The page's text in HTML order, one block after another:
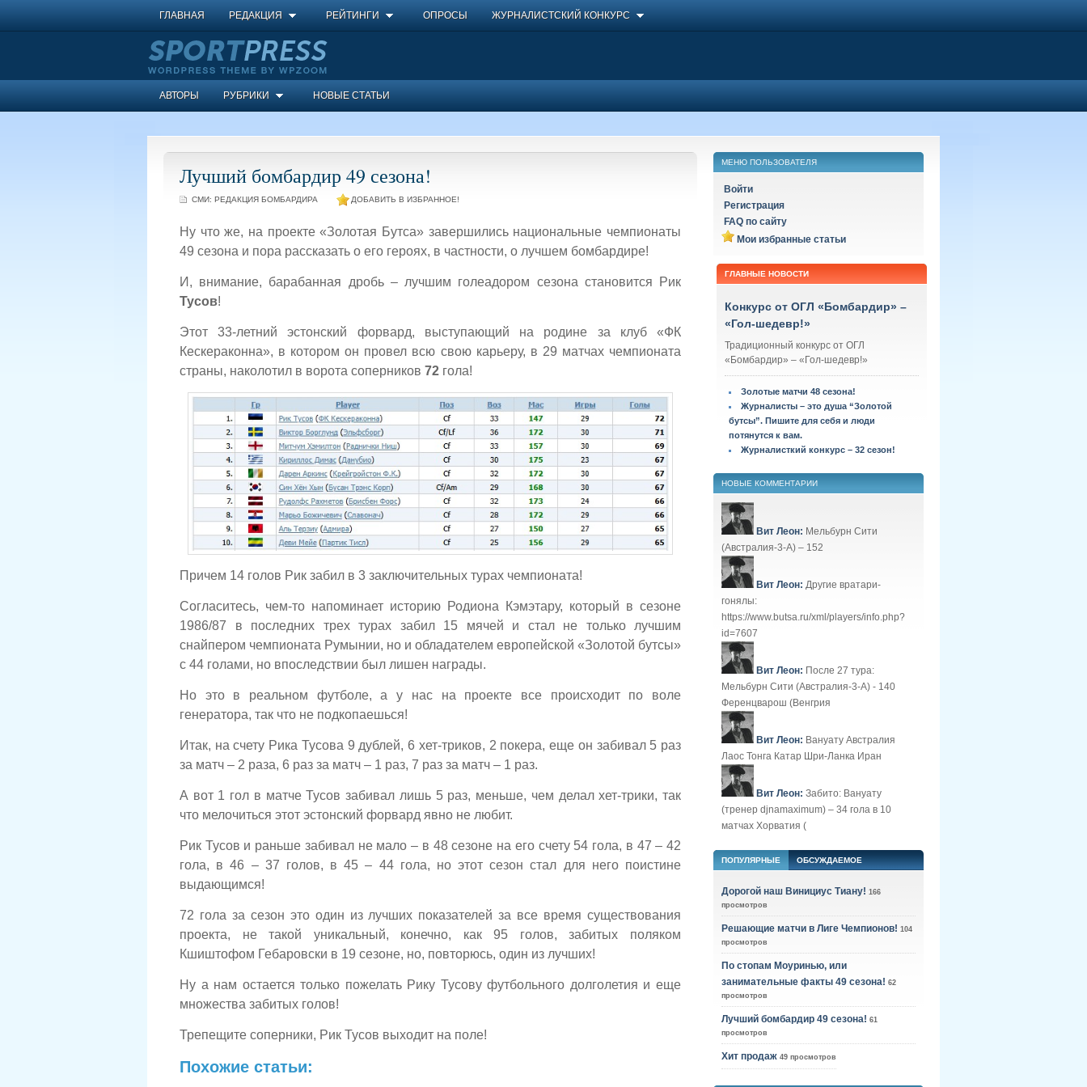
ГЛАВНАЯ РЕДАКЦИЯ РЕЙТИНГИ ОПРОСЫ ЖУРНАЛИСТСКИЙ КОНКУРС
АВТОРЫ РУБРИКИ НОВЫЕ СТАТЬИ
Лучший бомбардир 49 сезона!
СМИ: РЕДАКЦИЯ БОМБАРДИРА ДОБАВИТЬ В ИЗБРАННОЕ!
Ну что же, на проекте «Золотая Бутса» завершились национальные чемпионаты
49 сезона и пора рассказать о его героях, в частности, о лучшем бомбардире!
И, внимание, барабанная дробь – лучшим голеадором сезона становится Рик
Тусов!
Этот 33-летний эстонский форвард, выступающий на родине за клуб «ФК
Кескераконна», в котором он провел всю свою карьеру, в 29 матчах чемпионата
страны, наколотил в ворота соперников 72 гола!
Причем 14 голов Рик забил в 3 заключительных турах чемпионата!
Согласитесь, чем-то напоминает историю Родиона Кэмэтару, который в сезоне
1986/87 в последних трех турах забил 15 мячей и стал не только лучшим
снайпером чемпионата Румынии, но и обладателем европейской «Золотой бутсы»
с 44 голами, но впоследствии был лишен награды.
Но это в реальном футболе, а у нас на проекте все происходит по воле
генератора, так что не подкопаешься!
Итак, на счету Рика Тусова 9 дублей, 6 хет-триков, 2 покера, еще он забивал 5 раз
за матч – 2 раза, 6 раз за матч – 1 раз, 7 раз за матч – 1 раз.
А вот 1 гол в матче Тусов забивал лишь 5 раз, меньше, чем делал хет-трики, так
что мелочиться этот эстонский форвард явно не любит.
Рик Тусов и раньше забивал не мало – в 48 сезоне на его счету 54 гола, в 47 – 42
гола, в 46 – 37 голов, в 45 – 44 гола, но этот сезон стал для него поистине
выдающимся!
72 гола за сезон это один из лучших показателей за все время существования
проекта, не такой уникальный, конечно, как 95 голов, забитых поляком
Кшиштофом Гебаровски в 19 сезоне, но, повторюсь, один из лучших!
Ну а нам остается только пожелать Рику Тусову футбольного долголетия и еще
множества забитых голов!
Трепещите соперники, Рик Тусов выходит на поле!
Похожие статьи:
МЕНЮ ПОЛЬЗОВАТЕЛЯ
Войти
Регистрация
FAQ по сайту
Мои избранные статьи
ГЛАВНЫЕ НОВОСТИ
Конкурс от ОГЛ «Бомбардир» –
«Гол-шедевр!»
Традиционный конкурс от ОГЛ
«Бомбардир» – «Гол-шедевр!»
Золотые матчи 48 сезона!
Журналисты – это душа “Золотой
бутсы”. Пишите для себя и люди
потянутся к вам.
Журналисткий конкурс – 32 сезон!
НОВЫЕ КОММЕНТАРИИ
Вит Леон: Мельбурн Сити
(Австралия-3-А) – 152
Вит Леон: Другие вратари-
гонялы:
https://www.butsa.ru/xml/players/info.php?
id=7607
Вит Леон: После 27 тура:
Мельбурн Сити (Австралия-3-А) - 140
Ференцварош (Венгрия
Вит Леон: Вануату Австралия
Лаос Тонга Катар Шри-Ланка Иран
Вит Леон: Забито: Вануату
(тренер djnamaximum) – 34 гола в 10
матчах Хорватия (
ПОПУЛЯРНЫЕ ОБСУЖДАЕМОЕ
Дорогой наш Винициус Тиану! 166
просмотров
Решающие матчи в Лиге Чемпионов! 104
просмотров
По стопам Моуринью, или
занимательные факты 49 сезона! 62
просмотров
Лучший бомбардир 49 сезона! 61
просмотров
Хит продаж 49 просмотров